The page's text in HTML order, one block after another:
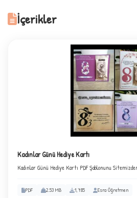
İçerikler
Kadınlar Günü Hediye Kartı
Kadınlar Günü Hediye Kartı PDF Şablonunu
PDF 2.53 MB 1,785 Esra Öğretmen